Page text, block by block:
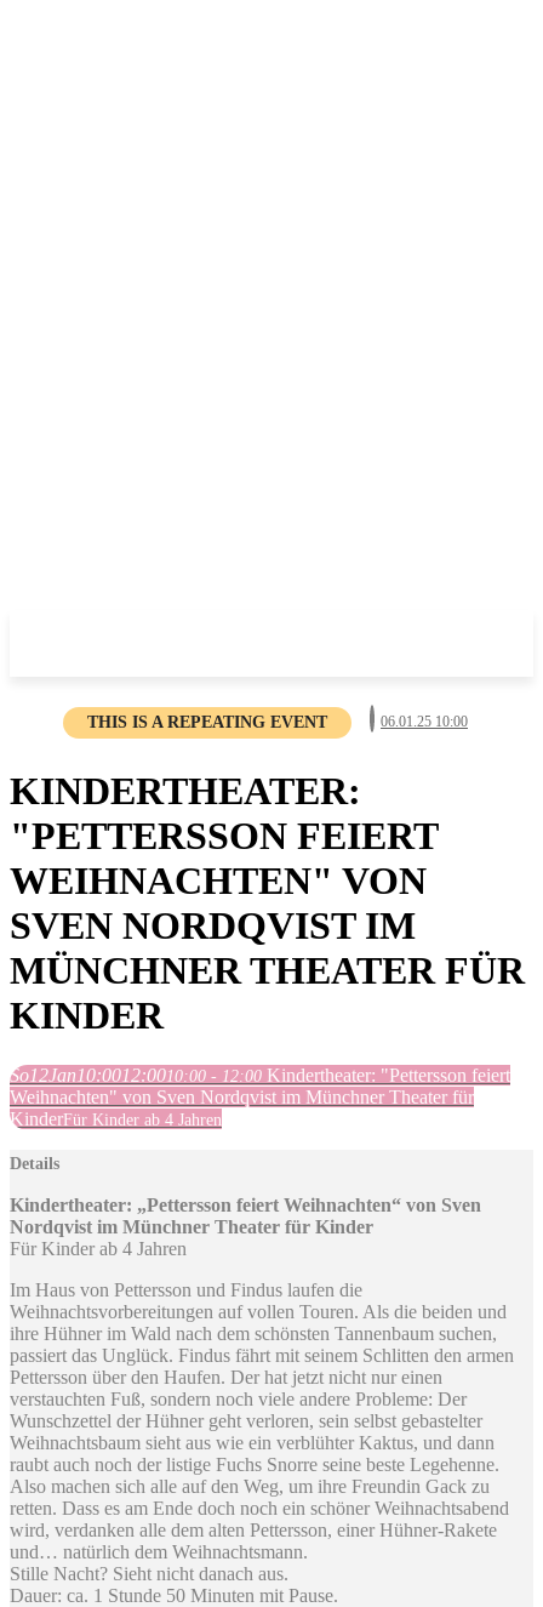
THIS IS A REPEATING EVENT 06.01.25 10:00
KINDERTHEATER:
"PETTERSSON FEIERT
WEIHNACHTEN" VON
SVEN NORDQVIST IM
MÜNCHNER THEATER FÜR
KINDER
So12Jan10:0012:0010:00 - 12:00 Kindertheater: "Pettersson feiert
Weihnachten" von Sven Nordqvist im Münchner Theater für
KinderFür Kinder ab 4 Jahren
Details
Kindertheater: „Pettersson feiert Weihnachten“ von Sven
Nordqvist im Münchner Theater für Kinder
Für Kinder ab 4 Jahren
Im Haus von Pettersson und Findus laufen die
Weihnachtsvorbereitungen auf vollen Touren. Als die beiden und
ihre Hühner im Wald nach dem schönsten Tannenbaum suchen,
passiert das Unglück. Findus fährt mit seinem Schlitten den armen
Pettersson über den Haufen. Der hat jetzt nicht nur einen
verstauchten Fuß, sondern noch viele andere Probleme: Der
Wunschzettel der Hühner geht verloren, sein selbst gebastelter
Weihnachtsbaum sieht aus wie ein verblühter Kaktus, und dann
raubt auch noch der listige Fuchs Snorre seine beste Legehenne.
Also machen sich alle auf den Weg, um ihre Freundin Gack zu
retten. Dass es am Ende doch noch ein schöner Weihnachtsabend
wird, verdanken alle dem alten Pettersson, einer Hühner-Rakete
und… natürlich dem Weihnachtsmann.
Stille Nacht? Sieht nicht danach aus.
Dauer: ca. 1 Stunde 50 Minuten mit Pause.